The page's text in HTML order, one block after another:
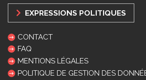
EXPRESSIONS POLITIQUES
CONTACT
FAQ
MENTIONS LÉGALES
POLITIQUE DE GESTION DES